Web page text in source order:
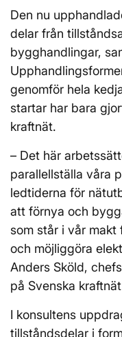
Den nu
delar från
bygghandlingar,
genomför hela
startar har bara
kraftnät.
– Det här
parallellställa våra
ledtiderna för
att förnya och
som står i vår
och möjliggöra
Anders Sköld,
på Svenska
I konsultens
tillståndsdelar i